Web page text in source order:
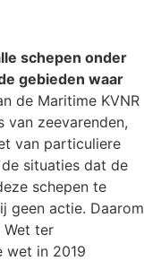
schepen onder
gebieden waar
de Maritime KVNR
van zeevarenden,
van particuliere
situaties dat de
schepen te
geen actie. Daarom
Wet ter
wet in 2019